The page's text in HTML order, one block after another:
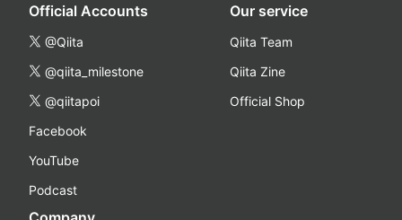
Official Accounts
@Qiita
@qiita_milestone
@qiitapoi
Facebook
YouTube
Podcast
Our service
Qiita Team
Qiita Zine
Official Shop